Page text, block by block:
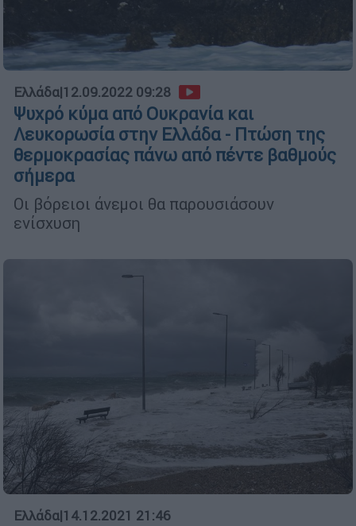
Ελλάδα|12.09.2022 09:28
Ψυχρό κύμα από Ουκρανία και
Λευκορωσία στην Ελλάδα - Πτώση της
θερμοκρασίας πάνω από πέντε βαθμούς
σήμερα
Oι βόρειοι άνεμοι θα παρουσιάσουν
ενίσχυση
Ελλάδα|14.12.2021 21:46